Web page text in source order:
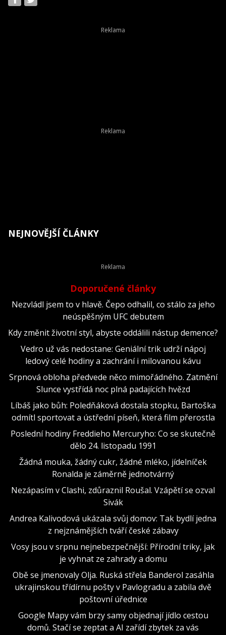
NEJNOVĚJŠÍ ČLÁNKY
Doporučené články
Nezvládl jsem to v hlavě. Čepo odhalil, co stálo za jeho
neúspěšným UFC debutem
Kdy změnit životní styl, abyste oddálili nástup demence?
Vedro už vás nedostane: Geniální trik udrží nápoj
ledový celé hodiny a zachrání i milovanou kávu
Srpnová obloha předvede něco mimořádného. Zatmění
Slunce vystřídá noc plná padajících hvězd
Líbáš jako bůh: Poledňáková dostala stopku, Bartoška
odmítl sportovat a ústřední píseň, která film přerostla
Poslední hodiny Freddieho Mercuryho: Co se skutečně
dělo 24. listopadu 1991
Žádná mouka, žádný cukr, žádné mléko, jídelníček
Ronalda je záměrně jednotvárný
Nezápasím v Clashi, zdůraznil Roušal. Vzápětí se ozval
Sivák
Andrea Kalivodová ukázala svůj domov: Tak bydlí jedna
z nejznámějších tváří české zábavy
Vosy jsou v srpnu nejnebezpečnější: Přírodní triky, jak
je vyhnat ze zahrady a domu
Obě se jmenovaly Olja. Ruská střela Banderol zasáhla
ukrajinskou třídírnu pošty v Pavlogradu a zabila dvě
poštovní úřednice
Google Mapy vám brzy samy objednají jídlo cestou
domů. Stačí se zeptat a AI zařídí zbytek za vás